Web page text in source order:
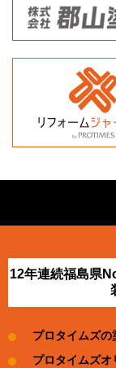
12年連続福島県
プロタイムズの
プロタイムズオ